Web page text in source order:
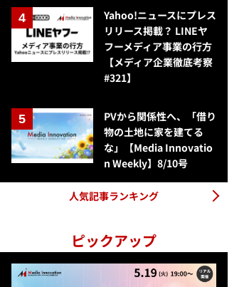
Yahoo!ニュースにプレス
リリース掲載？ LINEヤ
フーメディア事業の行方
【メディア企業徹底考察
#321】
PVから関係性へ、「借り
物の土地に家を建てる
な」【Media Innovatio
n Weekly】8/10号
人気記事ランキング
ピックアップ